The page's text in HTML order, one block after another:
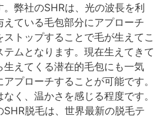
。弊社のSHRは、光の波長を利
えている毛包部分にアプローチ
ストップすることで毛が生えてこ
テムとなります。現在生えてきて
生えてくる潜在的毛包にも一気
プローチすることが可能です。
く、温かさを感じる程度です。
SHR脱毛は、世界最新の脱毛テ